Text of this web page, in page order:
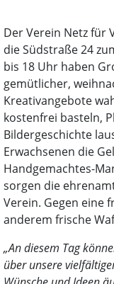
Der Verein Netz für
die Südstraße 24
bis 18 Uhr haben
gemütlicher,
Kreativangebote
kostenfrei basteln,
Bildergeschichte
Erwachsenen die
Handgemachtes-
sorgen die
Verein. Gegen eine
anderem frische
„An diesem Tag
über unsere